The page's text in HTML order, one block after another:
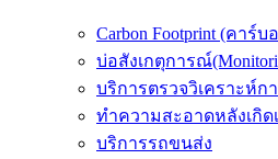
Carbon Footprint (คาร์
บ่อสังเกตุการณ์
บริการตรวจวิเคราะห์ก
ทำความสะอาดหลังเกิ
บริการรถขนส่ง